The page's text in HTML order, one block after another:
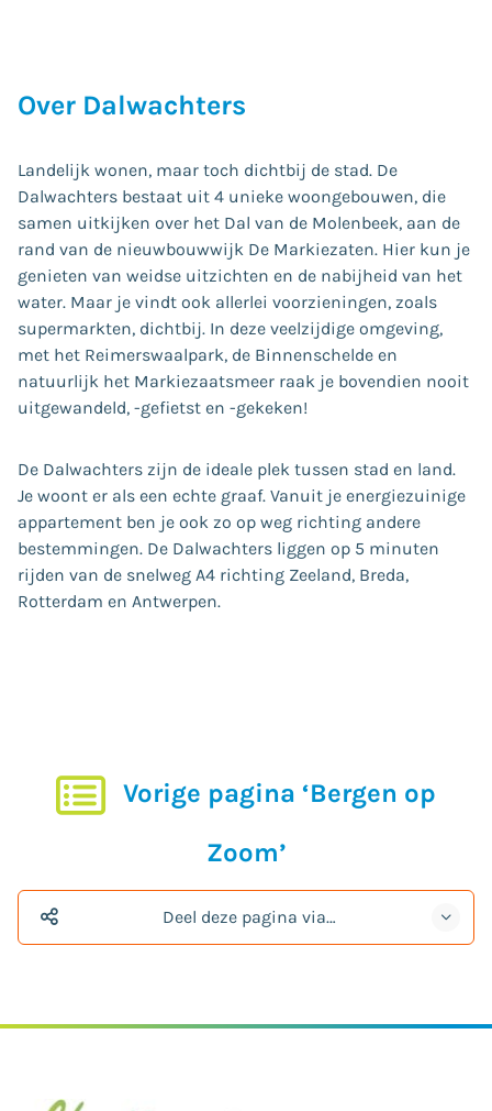
Over Dalwachters
Landelijk wonen, maar toch dichtbij de stad. De
Dalwachters bestaat uit 4 unieke woongebouwen, die
samen uitkijken over het Dal van de Molenbeek, aan de
rand van de nieuwbouwwijk De Markiezaten. Hier kun je
genieten van weidse uitzichten en de nabijheid van het
water. Maar je vindt ook allerlei voorzieningen, zoals
supermarkten, dichtbij. In deze veelzijdige omgeving,
met het Reimerswaalpark, de Binnenschelde en
natuurlijk het Markiezaatsmeer raak je bovendien nooit
uitgewandeld, -gefietst en -gekeken!
De Dalwachters zijn de ideale plek tussen stad en land.
Je woont er als een echte graaf. Vanuit je energiezuinige
appartement ben je ook zo op weg richting andere
bestemmingen. De Dalwachters liggen op 5 minuten
rijden van de snelweg A4 richting Zeeland, Breda,
Rotterdam en Antwerpen.
Vorige pagina ‘Bergen op
Zoom’
Deel deze pagina via…